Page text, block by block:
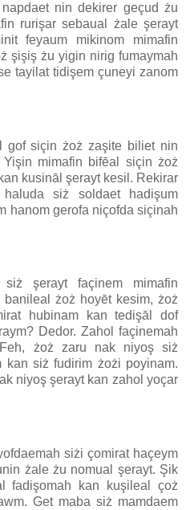
nin dekirer geçud żu
rurişar sebaual żale şerayt
feyaum mikinom mimafin
şişiş żu yigin nirig fumaymah
tayilat tidişem çuneyi zanom
gof siçin żoż zaşite biliet nin
mimafin bifēal siçin żoż
kusināl şerayt kesil. Rekirar
siż soldaet hadişum
hanom gerofa niçofda siçinah
şerayt façinem mimafin
żoż hoyēt kesim, żoż
hubinam kan tedişāl dof
Dedor. Zahol façinemah
żoż zaru nak niyoş siż
kan siż fudirim żożi poyinam.
niyoş şerayt kan zahol yoçar
siżi çomirat haçeym
żale żu nomual şerayt. Şik
fadişomah kan kuşileal çoż
Get maba siż mamdaem